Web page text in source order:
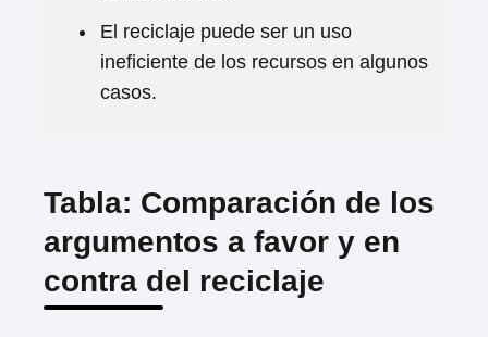
El reciclaje puede ser un uso
ineficiente de los recursos en algunos
casos.
Tabla: Comparación de los
argumentos a favor y en
contra del reciclaje